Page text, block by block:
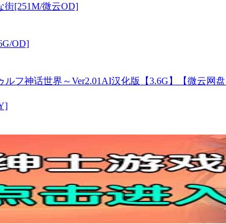
街[251M/微云OD]
OD]
フ神话世界～Ver2.01AI汉化版【3.6G】【微云网